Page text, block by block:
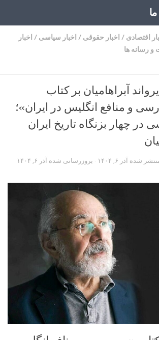
اقتصادی / اخبار حقوقی / اخبار سیاسی / اخبار
و رسانه ها
آبراهامیان بر کتاب
و منافع انگلیس در ایران»؛
در چهار بزنگاه تاریخ ایران
شده آذر ۶, ۱۴۰۴ · بروزرسانی شده آذر ۶, ۱۴۰۴